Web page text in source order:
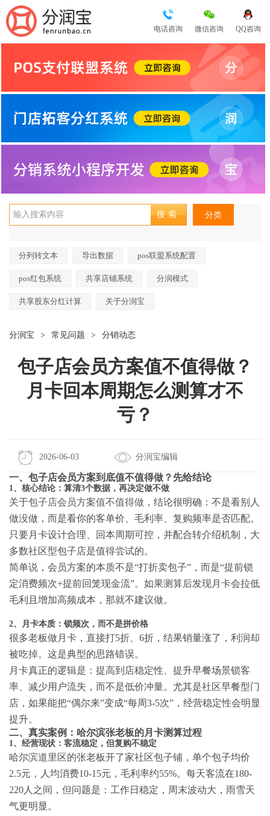
QQ咨询
微信咨询
电话咨询
分类
分列转文本 导出数据 pos联盟系统配置
pos红包系统 共享店铺系统 分润模式
共享股东分红计算 关于分润宝
分润宝 > 常见问题 > 分销动态
包子店会员方案值不值得做？
月卡回本周期怎么测算才不
亏？
2026-06-03 分润宝编辑
一、包子店会员方案到底值不值得做？先给结论
1、核心结论：算清3个数据，再决定做不做
关于包子店会员方案值不值得做 ，结论很明确：不是看别人
做没做，而是看你的客单价、毛利率、复购频率是否匹配。
只要月卡设计合理、回本周期可控，并配合转介绍机制，大
多数社区型包子店是值得尝试的。
简单说，会员方案的本质不是“打折卖包子”，而是“提前锁
定消费频次+提前回笼现金流”。如果测算后发现月卡会拉低
毛利且增加高频成本，那就不建议做。
2、月卡本质：锁频次，而不是拼价格
很多老板做月卡，直接打5折、6折，结果销量涨了，利润却
被吃掉。这是典型的思路错误。
月卡真正的逻辑是：提高到店稳定性、提升早餐场景锁客
率、减少用户流失，而不是低价冲量。尤其是社区早餐型门
店，如果能把“偶尔来”变成“每周3-5次”，经营稳定性会明显
提升。
二、真实案例：哈尔滨张老板的月卡测算过程
1、经营现状：客流稳定，但复购不稳定
哈尔滨道里区的张老板开了家社区包子铺，单个包子均价
2.5元，人均消费10-15元，毛利率约55%。每天客流在180-
220人之间，但问题是：工作日稳定，周末波动大，雨雪天
气更明显。